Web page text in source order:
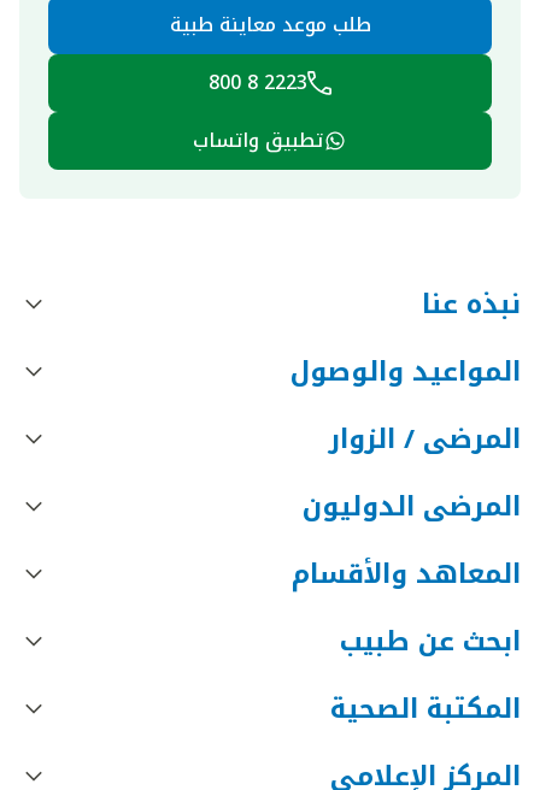
طلب موعد معاينة طبية
2223 8 800
تطبيق واتساب
نبذه عنا
المواعيد والوصول
المرضى / الزوار
المرضى الدوليون
المعاهد والأقسام
ابحث عن طبيب
المكتبة الصحية
المركز الإعلامي